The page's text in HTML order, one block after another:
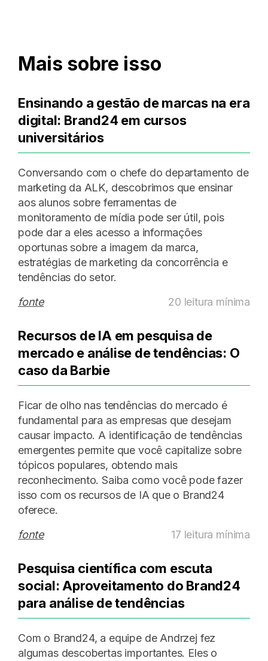
Mais sobre isso
Ensinando a gestão de marcas na era
digital: Brand24 em cursos
universitários
Conversando com o chefe do departamento de
marketing da ALK, descobrimos que ensinar
aos alunos sobre ferramentas de
monitoramento de mídia pode ser útil, pois
pode dar a eles acesso a informações
oportunas sobre a imagem da marca,
estratégias de marketing da concorrência e
tendências do setor.
fonte
20 leitura mínima
Recursos de IA em pesquisa de
mercado e análise de tendências: O
caso da Barbie
Ficar de olho nas tendências do mercado é
fundamental para as empresas que desejam
causar impacto. A identificação de tendências
emergentes permite que você capitalize sobre
tópicos populares, obtendo mais
reconhecimento. Saiba como você pode fazer
isso com os recursos de IA que o Brand24
oferece.
fonte
17 leitura mínima
Pesquisa científica com escuta
social: Aproveitamento do Brand24
para análise de tendências
Com o Brand24, a equipe de Andrzej fez
algumas descobertas importantes. Eles o